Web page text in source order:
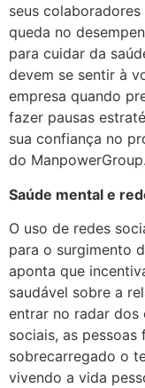
seus
queda no
para cuidar da
devem se sentir à
empresa quando
fazer pausas
sua confiança no
do ManpowerGroup.
Saúde mental e
O uso de redes
para o surgimento
aponta que
saudável sobre a
entrar no radar dos
sociais, as
sobrecarregado o
vivendo a vida